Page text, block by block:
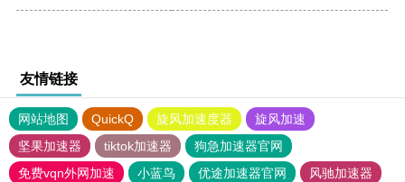
友情链接
网站地图 QuickQ 旋风加速度器
旋风加速
坚果加速器
tiktok加速器
狗急加速器官网
免费vqn外网加速
小蓝鸟 优途加速器官网
风驰加速器